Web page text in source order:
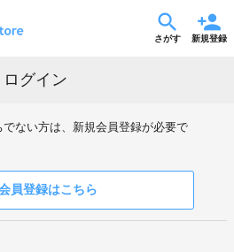
さがす 新規登録
ログイン
ない方は、新規会員登録が必要で
員登録はこちら